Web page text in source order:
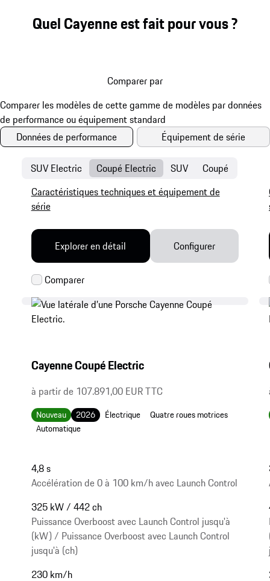
Quel Cayenne est fait pour vous ?
Comparer par
Données de performance Équipement de série
SUV Electric Coupé Electric SUV Coupé
Cayenne Coupé Electric
à partir de 107.891,00 EUR TTC
Nouveau 2026 Électrique
Quatre roues motrices
Automatique
4,8 s
Accélération de 0 à 100 km/h avec Launch Control
325 kW / 442 ch
Puissance Overboost avec Launch Control jusqu'à
(kW) / Puissance Overboost avec Launch Control
jusqu'à (ch)
230 km/h
Caractéristiques techniques et équipement de
série
Explorer en détail Configurer